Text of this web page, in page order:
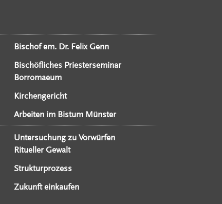
Bischof em. Dr. Felix Genn
Bischöfliches Priesterseminar
Borromaeum
Kirchengericht
Arbeiten im Bistum Münster
Untersuchung zu Vorwürfen
Ritueller Gewalt
Strukturprozess
Zukunft einkaufen